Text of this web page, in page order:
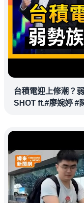
台積電迎上修潮？
SHOT ft.#廖婉婷 #